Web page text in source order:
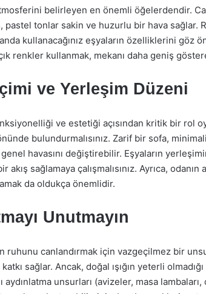
belirleyen en önemli öğelerdendir.
pastel tonlar sakin ve huzurlu bir hava sağlar.
kullanacağınız eşyaların özelliklerini göz
renkler kullanmak, mekanı daha geniş
ve Yerleşim Düzeni
ve estetiği açısından kritik bir rol
bulundurmalısınız. Zarif bir sofa,
havasını değiştirebilir. Eşyaların
akış sağlamaya çalışmalısınız. Ayrıca,
da oldukça önemlidir.
Unutmayın
ruhunu canlandırmak için vazgeçilmez bir
sağlar. Ancak, doğal ışığın yeterli
aydınlatma unsurları (avizeler, masa